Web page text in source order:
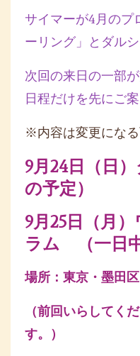
サイマーが4月のプ
ーリング」とダル
次回の来日の一部
日程だけを先にご
※内容は変更になる
9月24日（日
の予定）
9月25日（月
ラム （一日中
場所：東京・墨田
（前回いらしてく
す。）